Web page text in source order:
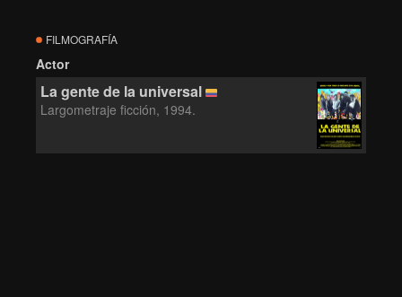
FILMOGRAFÍA
Actor
La gente de la universal
Largometraje ficción, 1994.